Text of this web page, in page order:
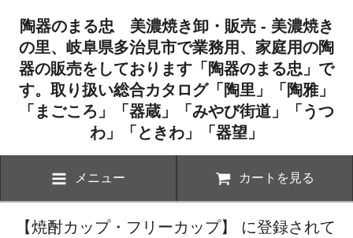
陶器のまる忠 美濃焼き卸・販売 - 美濃焼き
の里、岐阜県多治見市で業務用、家庭用の陶
器の販売をしております「陶器のまる忠」で
す。取り扱い総合カタログ「陶里」「陶雅」
「まごころ」「器蔵」「みやび街道」「うつ
わ」「ときわ」「器望」
メニュー カートを見る
【焼酎カップ・フリーカップ】 に登録されて